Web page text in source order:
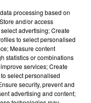
processing based on
and/or access
advertising; Create
to select personalised
Measure content
statistics or combinations
services; Create
select personalised
security, prevent and
advertising and content;